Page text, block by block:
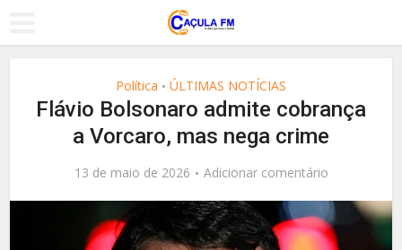
Política • ÚLTIMAS NOTÍCIAS
Flávio Bolsonaro admite cobrança
a Vorcaro, mas nega crime
13 de maio de 2026 Adicionar comentário